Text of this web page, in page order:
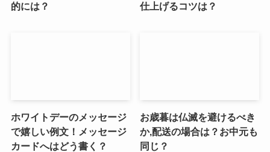
的には？
仕上げるコツは？
ホワイトデーのメッセージ
で嬉しい例文！メッセージ
カードへはどう書く？
お歳暮は仏滅を避けるべき
か,配送の場合は？お中元も
同じ？